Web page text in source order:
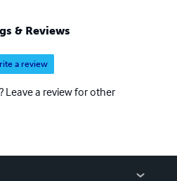
& Reviews
a review
Leave a review for other